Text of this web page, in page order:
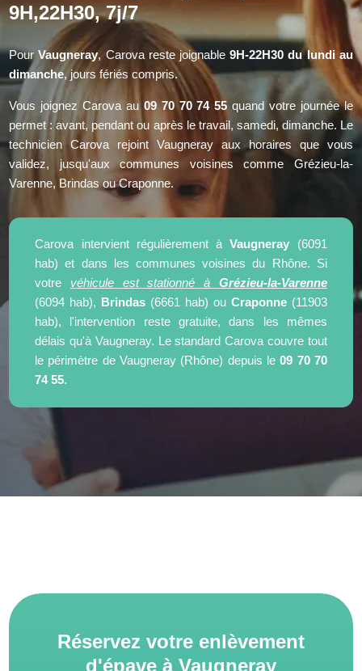
9H,22H30, 7j/7
PourVaugneray, Carova reste joignable9H-22H30 du lundi au
dimanche, jours fériés compris.
Vous joignez Carova au 09 70 70 74 55 quand votre journée le
permet : avant, pendant ou après le travail, samedi, dimanche. Le
technicien Carova rejoint Vaugneray aux horaires que vous
validez, jusqu'aux communes voisines comme Grézieu-la-
Varenne, Brindas ou Craponne.
Carova intervient régulièrement àVaugneray (6091
hab) et dans les communes voisines du Rhône. Si
votre véhicule est stationné à Grézieu-la-Varenne
(6094 hab), Brindas (6661 hab) ou Craponne(11903
hab), l'intervention reste gratuite, dans les mêmes
délais qu'à Vaugneray. Le standard Carova couvre tout
le périmètre de Vaugneray (Rhône) depuis le09 70 70
74 55.
Réservez votre enlèvement
d'épave à Vaugneray